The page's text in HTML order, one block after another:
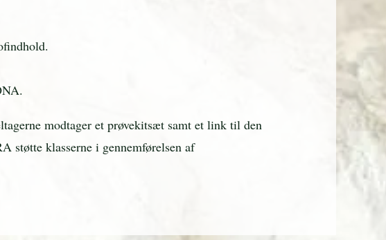
modtager et prøvekitsæt samt et link til den
støtte klasserne i gennemførelsen af